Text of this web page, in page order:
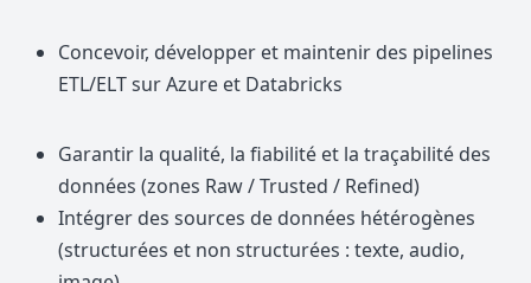
Concevoir, développer et maintenir des pipelines
ETL/ELT sur Azure et Databricks
Garantir la qualité, la fiabilité et la traçabilité des
données (zones Raw / Trusted / Refined)
Intégrer des sources de données hétérogènes
(structurées et non structurées : texte, audio,